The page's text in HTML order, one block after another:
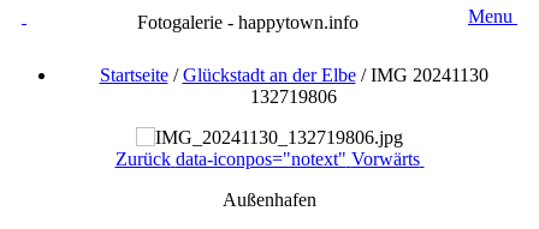
Fotogalerie - happytown.info Menu
Startseite/Glückstadt an der Elbe/IMG 20241130
132719806
Zurück data-iconpos="notext" Vorwärts
Außenhafen